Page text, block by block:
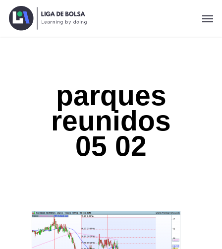
Skip
parques
reunidos
05 02